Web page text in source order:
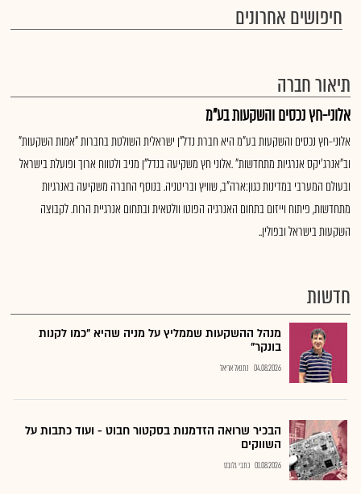
חיפושים אחרונים
תיאור חברה
אלוני-חץ נכסים והשקעות בע"מ
אלוני-חץ נכסים והשקעות בע"מ היא חברת נדל"ן ישראלית השולטת בחברות "אמות השקעות"
וב"אנרג'יקס אנרגיות מתחדשות" .אלוני חץ משקיעה בנדל"ן מניב ולטווח ארוך ופועלת בישראל
ובעולם המערבי במדינות כגון:ארה"ב, שוויץ ובריטניה. בנוסף החברה משקיעה באנרגיות
מתחדשות, פיתוח וייזום בתחום האנרגיה הפוטו וולטאית ובתחום אנרגיית הרוח. לקבוצה
השקעות בישראל ובפולין..
חדשות
מנהל ההשקעות שממליץ על מניה שהיא "כמו לקנות
בונקר"
04.08.2026 נתנאל אריאל
הבכיר שרואה הזדמנות בסקטור חבוט - ועוד כתבות על
השווקים
01.08.2026 כתבי גלובס